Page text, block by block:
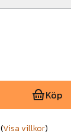
Köp
(Visa villkor)